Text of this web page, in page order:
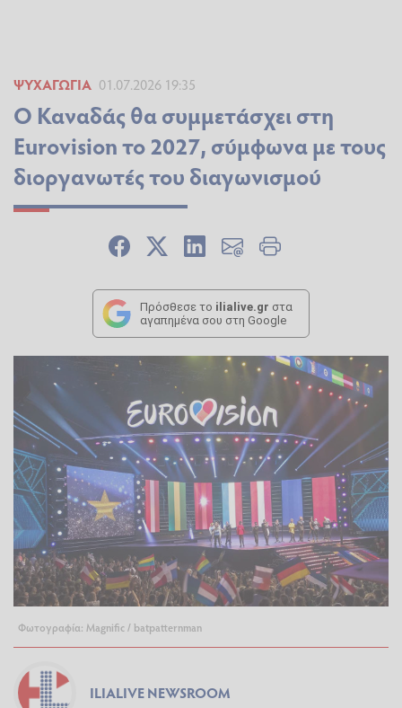
ΨΥΧΑΓΩΓΊΑ 01.07.2026 19:35
Ο Καναδάς θα συμμετάσχει στη
Eurovision το 2027, σύμφωνα με τους
διοργανωτές του διαγωνισμού
Πρόσθεσε το ilialive.gr στα
αγαπημένα σου στη Google
Φωτογραφία: Magnific / batpatternman
ILIALIVE NEWSROOM